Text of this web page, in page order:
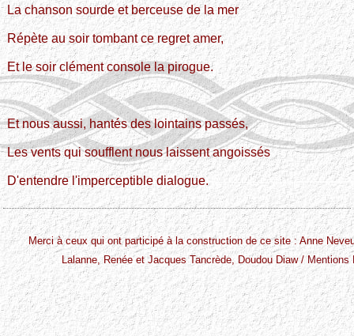
La chanson sourde et berceuse de la mer
Répète au soir tombant ce regret amer,
Et le soir clément console la pirogue.
Et nous aussi, hantés des lointains passés,
Les vents qui soufflent nous laissent angoissés
D'entendre l'imperceptible dialogue.
Merci à ceux qui ont participé à la construction de ce site : Anne
Lalanne, Renée et Jacques Tancrède, Doudou Diaw / Mentions